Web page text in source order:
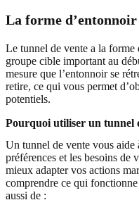
La forme d’entonnoir
Le tunnel de vente a la forme
groupe cible important au
mesure que l’entonnoir se
retire, ce qui vous permet
potentiels.
Pourquoi utiliser un tunnel
Un tunnel de vente vous aide
préférences et les besoins
mieux adapter vos actions
comprendre ce qui
aussi de :